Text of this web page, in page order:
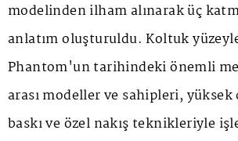
modelinden ilham alınarak üç
anlatım oluşturuldu. Koltuk
Phantom'un tarihindeki önemli
arası modeller ve sahipleri,
baskı ve özel nakış teknikleriyle